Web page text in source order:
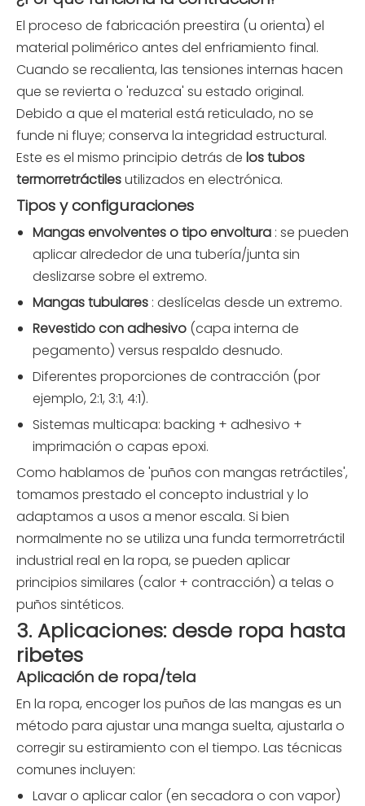
El proceso de fabricación preestira (u orienta) el
material polimérico antes del enfriamiento final.
Cuando se recalienta, las tensiones internas hacen
que se revierta o 'reduzca' su estado original.
Debido a que el material está reticulado, no se
funde ni fluye; conserva la integridad estructural.
Este es el mismo principio detrás de los tubos
termorretráctilesutilizados en electrónica.
Tipos y configuraciones
Mangas envolventes o tipo envoltura : se pueden
aplicar alrededor de una tubería/junta sin
deslizarse sobre el extremo.
Mangas tubulares : deslícelas desde un extremo.
Revestido con adhesivo (capa interna de
pegamento) versus respaldo desnudo.
Diferentes proporciones de contracción (por
ejemplo, 2:1, 3:1, 4:1).
Sistemas multicapa: backing + adhesivo +
imprimación o capas epoxi.
Como hablamos de 'puños con mangas retráctiles',
tomamos prestado el concepto industrial y lo
adaptamos a usos a menor escala. Si bien
normalmente no se utiliza una funda termorretráctil
industrial real en la ropa, se pueden aplicar
principios similares (calor + contracción) a telas o
puños sintéticos.
3. Aplicaciones: desde ropa hasta
ribetes
Aplicación de ropa/tela
En la ropa, encoger los puños de las mangas es un
método para ajustar una manga suelta, ajustarla o
corregir su estiramiento con el tiempo. Las técnicas
comunes incluyen:
Lavar o aplicar calor (en secadora o con vapor)